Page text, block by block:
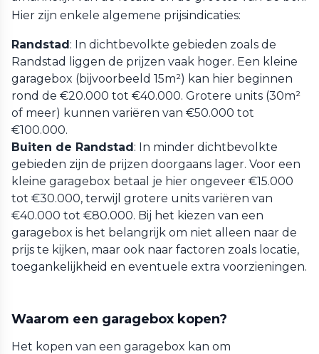
Hier zijn enkele algemene prijsindicaties:
Randstad: In dichtbevolkte gebieden zoals de
Randstad liggen de prijzen vaak hoger. Een kleine
garagebox (bijvoorbeeld 15m²) kan hier beginnen
rond de €20.000 tot €40.000. Grotere units (30m²
of meer) kunnen variëren van €50.000 tot
€100.000.
Buiten de Randstad: In minder dichtbevolkte
gebieden zijn de prijzen doorgaans lager. Voor een
kleine garagebox betaal je hier ongeveer €15.000
tot €30.000, terwijl grotere units variëren van
€40.000 tot €80.000. Bij het kiezen van een
garagebox is het belangrijk om niet alleen naar de
prijs te kijken, maar ook naar factoren zoals locatie,
toegankelijkheid en eventuele extra voorzieningen.
Waarom een garagebox kopen?
Het kopen van een garagebox kan om